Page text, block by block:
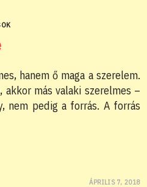
hanem ő maga a szerelem.
akkor más valaki szerelmes –
nem pedig a forrás. A forrás
ÁPRILIS 7, 2018